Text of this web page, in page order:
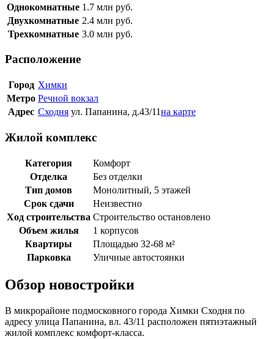
Однокомнатные 1.7 млн руб.
Двухкомнатные 2.4 млн руб.
Трехкомнатные 3.0 млн руб.
Расположение
Город Химки
Метро Речной вокзал
Адрес Сходня ул. Папанина, д.43/11на карте
Жилой комплекс
Категория
Комфорт
Отделка
Без отделки
Тип домов
Монолитный, 5 этажей
Срок сдачи
Неизвестно
Ход строительства Строительство остановлено
Объем жилья
1 корпусов
Квартиры
Площадью 32-68 м²
Парковка
Уличные автостоянки
Обзор новостройки
В микрорайоне подмосковного города Химки Сходня по
адресу улица Папанина, вл. 43/11 расположен пятиэтажный
жилой комплекс комфорт-класса.